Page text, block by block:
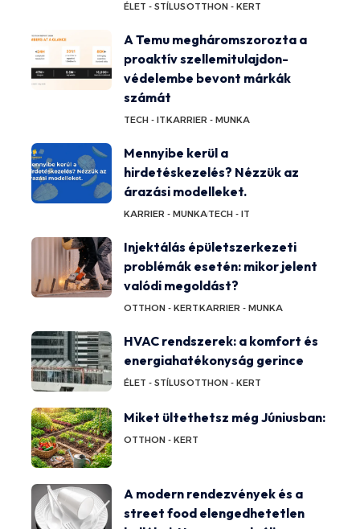
ÉLET - STÍLUSOTTHON - KERT
A Temu megháromszorozta a
proaktív szellemitulajdon-
védelembe bevont márkák
számát
TECH - ITKARRIER - MUNKA
Mennyibe kerül a
hirdetéskezelés? Nézzük az
árazási modelleket.
KARRIER - MUNKATECH - IT
Injektálás épületszerkezeti
problémák esetén: mikor jelent
valódi megoldást?
OTTHON - KERTKARRIER - MUNKA
HVAC rendszerek: a komfort és
energiahatékonyság gerince
ÉLET - STÍLUSOTTHON - KERT
Miket ültethetsz még Júniusban:
OTTHON - KERT
A modern rendezvények és a
street food elengedhetetlen